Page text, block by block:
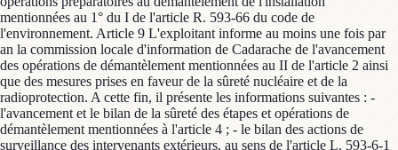
mentionnées au 1° du I de l'article R. 593-66 du code de
l'environnement. Article 9 L'exploitant informe au moins une fois par
an la commission locale d'information de Cadarache de l'avancement
des opérations de démantèlement mentionnées au II de l'article 2 ainsi
que des mesures prises en faveur de la sûreté nucléaire et de la
radioprotection. A cette fin, il présente les informations suivantes : -
l'avancement et le bilan de la sûreté des étapes et opérations de
démantèlement mentionnées à l'article 4 ; - le bilan des actions de
surveillance des intervenants extérieurs, au sens de l'article L. 593-6-1